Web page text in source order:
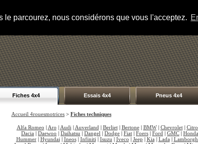
parcourez, nous considérons que vous l'acceptez.
Fiches 4x4 Essais 4x4 Pneus 4x4
Accueil 4rouesmotrices > Fiches techniques
Alfa Romeo | Aro | Audi | Auverland | Berliet| Bertone| BMW| Chevrolet|
Dacia | Daewoo | Daihatsu | Dangel | Dodge | Fiat | Foers | Ford | GMC | Honda
Hummer| Hyundai | Ineos| Infiniti | Isuzu | Iveco | Jeep | Kia | Lada |